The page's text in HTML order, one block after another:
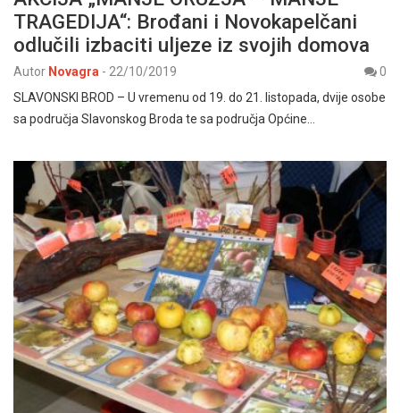
TRAGEDIJA“: Brođani i Novokapelčani
odlučili izbaciti uljeze iz svojih domova
Autor Novagra - 22/10/2019
0
SLAVONSKI BROD – U vremenu od 19. do 21. listopada, dvije osobe
sa područja Slavonskog Broda te sa područja Općine…